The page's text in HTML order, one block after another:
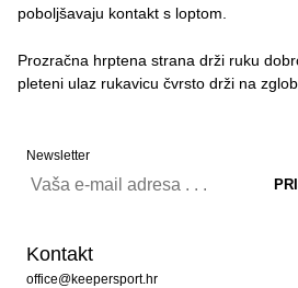
poboljšavaju kontakt s loptom.
Prozračna hrptena strana drži ruku
pleteni ulaz rukavicu čvrsto drži na
Newsletter
Kontakt
office@keepersport.hr